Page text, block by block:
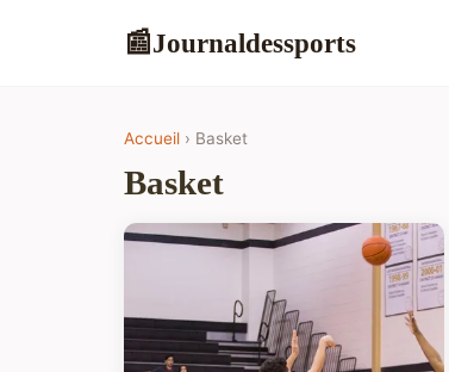
📰Journaldessports
Accueil › Basket
Basket